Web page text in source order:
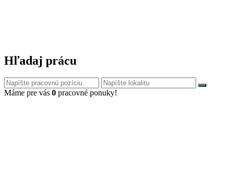
Hľadaj prácu
Máme pre vás 0 pracovné ponuky!